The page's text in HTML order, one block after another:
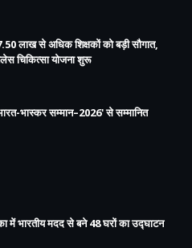
लाख से अधिक शिक्षकों को बड़ी सौगात,
चिकित्सा योजना शुरू
भास्कर सम्मान–2026' से सम्मानित
में भारतीय मदद से बने 48 घरों का उद्घाटन